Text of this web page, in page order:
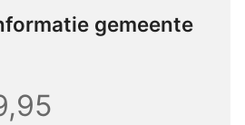
gemeente